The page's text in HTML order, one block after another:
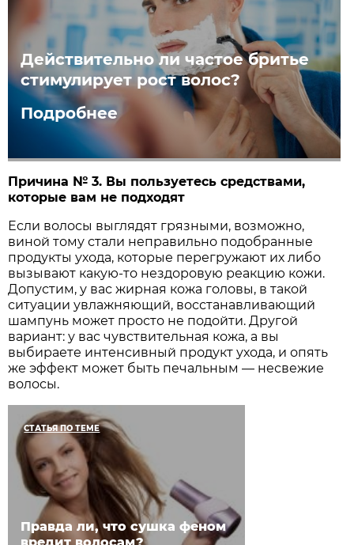
Действительно ли частое бритье
стимулирует рост волос?
Подробнее
Причина № 3. Вы пользуетесь средствами,
которые вам не подходят
Если волосы выглядят грязными, возможно,
виной тому стали неправильно подобранные
продукты ухода, которые перегружают их либо
вызывают какую-то нездоровую реакцию кожи.
Допустим, у вас жирная кожа головы, в такой
ситуации увлажняющий, восстанавливающий
шампунь может просто не подойти. Другой
вариант: у вас чувствительная кожа, а вы
выбираете интенсивный продукт ухода, и опять
же эффект может быть печальным — несвежие
волосы.
СТАТЬЯ ПО ТЕМЕ
Правда ли, что сушка феном